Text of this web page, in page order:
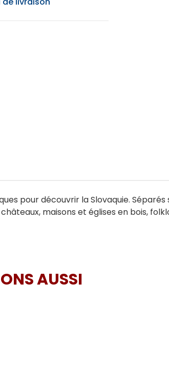
pour découvrir la Slovaquie. Séparés
maisons et églises en bois,
AUSSI